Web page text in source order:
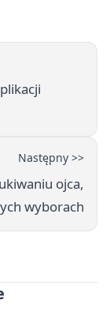
Następny >>
ojca,
wyborach